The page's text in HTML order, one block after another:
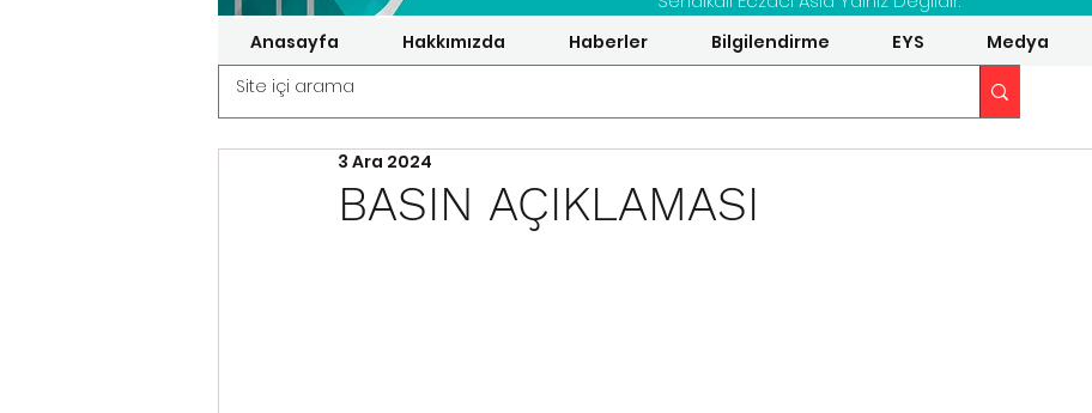
Anasayfa Hakkımızda Haberler Bilgilendirme EYS Medya
BASIN AÇIKLAMASI
3 Ara 2024